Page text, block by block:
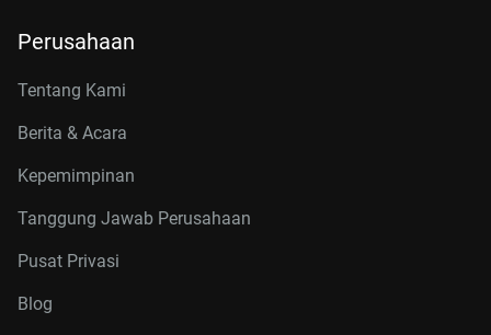
Perusahaan
Tentang Kami
Berita & Acara
Kepemimpinan
Tanggung Jawab Perusahaan
Pusat Privasi
Blog